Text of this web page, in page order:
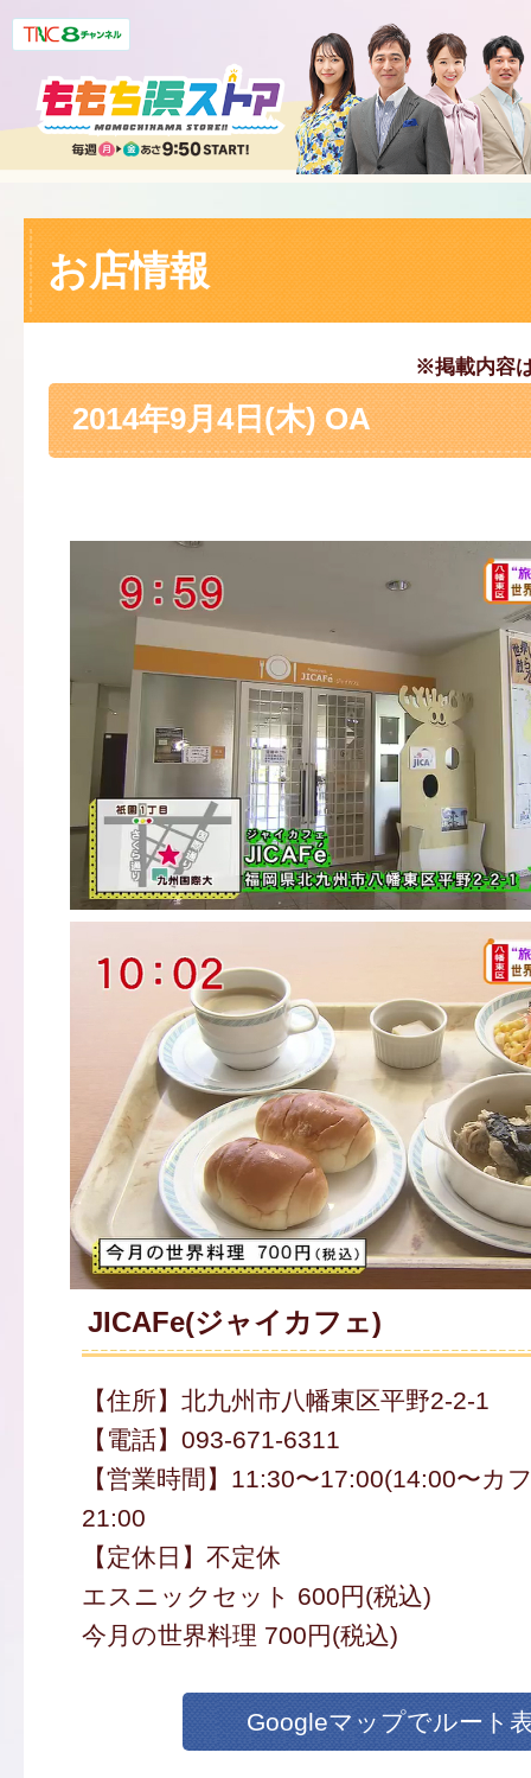
お店情報
※掲載内容
2014年9月4日(木) OA
JICAFe(ジャイカフェ)
【住所】北九州市八幡東区平野2-2-1
【電話】093-671-6311
【営業時間】11:30〜17:00(14:00〜
21:00
【定休日】不定休
エスニックセット 600円(税込)
今月の世界料理 700円(税込)
Googleマップでルート